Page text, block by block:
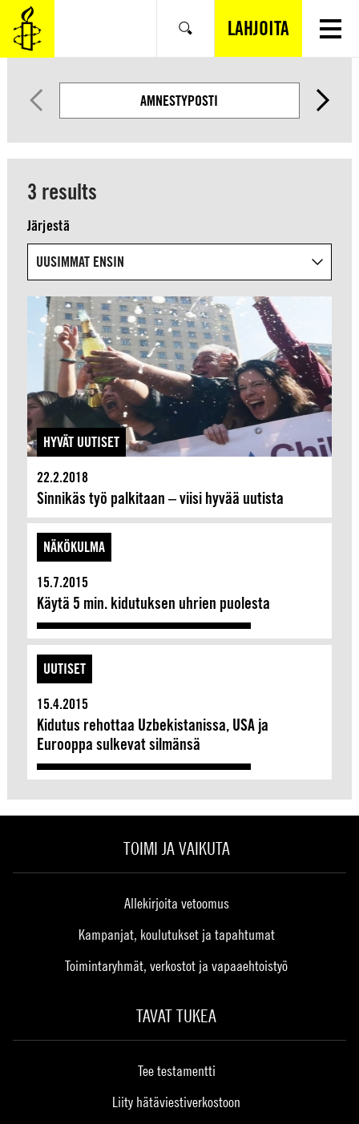
SIIRRY
VARSINAISEEN
SISÄLTÖÖN
Hae LAHJOITA
AMNESTYPOSTI
3 results
Järjestä
HYVÄT UUTISET
22.2.2018
Sinnikäs työ palkitaan – viisi hyvää uutista
NÄKÖKULMA
15.7.2015
Käytä 5 min. kidutuksen uhrien puolesta
UUTISET
15.4.2015
Kidutus rehottaa Uzbekistanissa, USA ja
Eurooppa sulkevat silmänsä
TOIMI JA VAIKUTA
Allekirjoita vetoomus
Kampanjat, koulutukset ja tapahtumat
Toimintaryhmät, verkostot ja vapaaehtoistyö
TAVAT TUKEA
Tee testamentti
Liity hätäviestiverkostoon